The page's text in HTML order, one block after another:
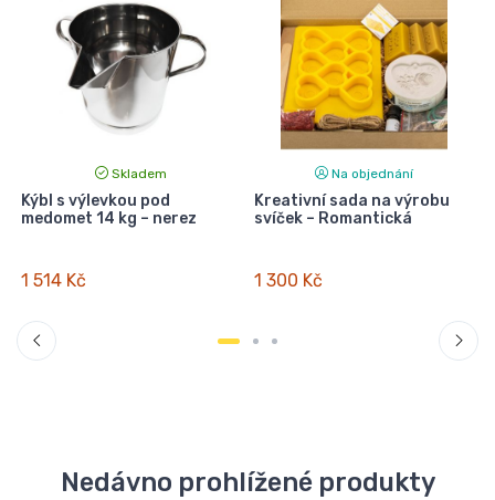
Skladem
Kýbl s výlevkou pod
medomet 14 kg – nerez
1 514 Kč
Na objednání
Kreativní sada na výrobu
svíček – Romantická
1 300 Kč
Nedávno prohlížené produkty